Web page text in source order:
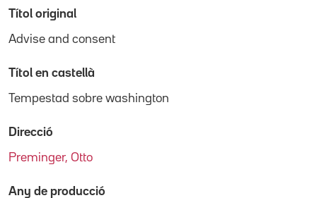
Títol original
Advise and consent
Títol en castellà
Tempestad sobre washington
Direcció
Preminger, Otto
Any de producció